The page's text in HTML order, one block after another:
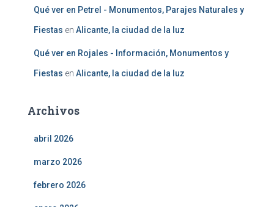
Qué ver en Petrel - Monumentos, Parajes Naturales y
Fiestas en Alicante, la ciudad de la luz
Qué ver en Rojales - Información, Monumentos y
Fiestas en Alicante, la ciudad de la luz
Archivos
abril 2026
marzo 2026
febrero 2026